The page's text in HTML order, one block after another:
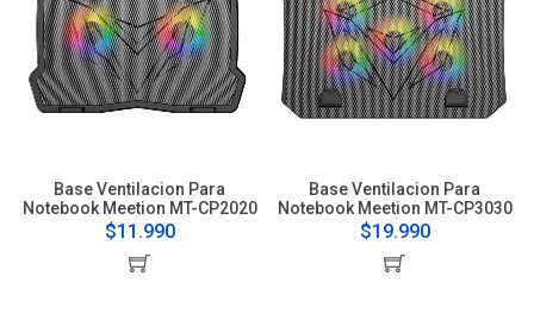
Base Ventilacion Para
Notebook Meetion MT-CP2020
$11.990
Base Ventilacion Para
Notebook Meetion MT-CP3030
$19.990